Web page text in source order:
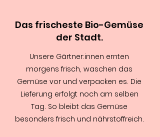
Das frischeste Bio-Gemüse
der Stadt.
Unsere Gärtner:innen ernten
morgens frisch, waschen das
Gemüse vor und verpacken es. Die
Lieferung erfolgt noch am selben
Tag. So bleibt das Gemüse
besonders frisch und nährstoffreich.